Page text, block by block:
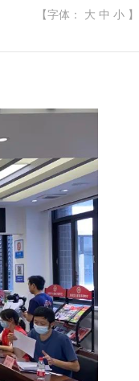
【字体： 大 中 小 】